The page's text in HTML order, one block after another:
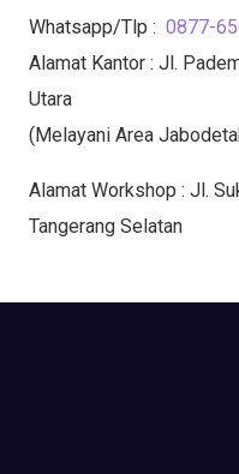
Whatsapp/Tlp : 0877-
Alamat Kantor : Jl.
Utara
(Melayani Area
Alamat Workshop : Jl.
Tangerang Selatan